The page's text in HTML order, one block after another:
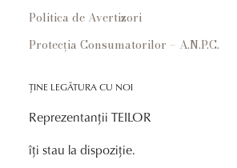
Politica de Avertizori
Protecția Consumatorilor – A.N.P.C.
ȚINE LEGĂTURA CU NOI
Reprezentanții TEILOR
îți stau la dispoziție.